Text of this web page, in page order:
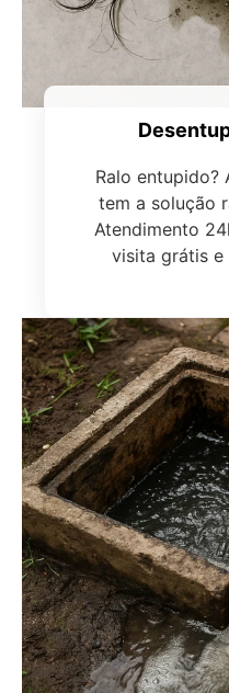
Ralo entupido?
tem a solução
Atendimento
visita grátis e